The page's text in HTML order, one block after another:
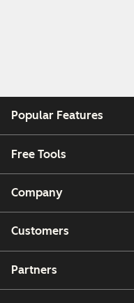
Popular Features
Free Tools
Company
Customers
Partners